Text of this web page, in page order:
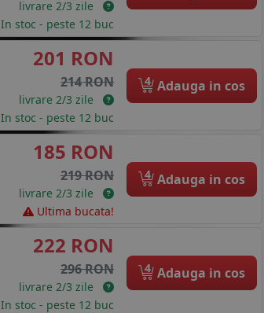
livrare 2/3 zile
In stoc - peste 12 buc
201 RON
214 RON
livrare 2/3 zile
In stoc - peste 12 buc
4 Adauga in cos
185 RON
219 RON
livrare 2/3 zile
Ultima bucata!
4 Adauga in cos
222 RON
296 RON
livrare 2/3 zile
In stoc - peste 12 buc
4 Adauga in cos